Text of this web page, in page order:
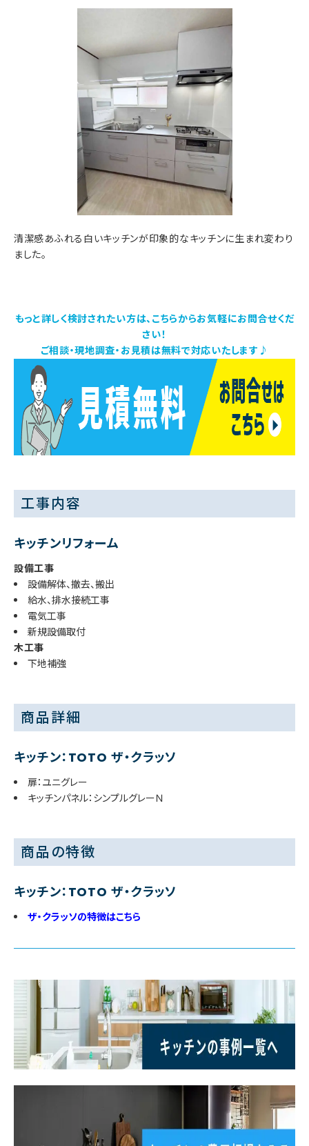
清潔感あふれる白いキッチンが印象的なキッチンに生まれ変わり
ました。
もっと詳しく検討されたい方は、こちらからお気軽にお問合せくだ
さい！
ご相談・現地調査・お見積は無料で対応いたします♪
工事内容
キッチンリフォーム
設備工事
設備解体、撤去、搬出
給水、排水接続工事
電気工事
新規設備取付
木工事
下地補強
商品詳細
キッチン：TOTO ザ・クラッソ
扉：ユニグレー
キッチンパネル：シンプルグレーＮ
商品の特徴
キッチン：TOTO ザ・クラッソ
ザ・クラッソの特徴はこちら